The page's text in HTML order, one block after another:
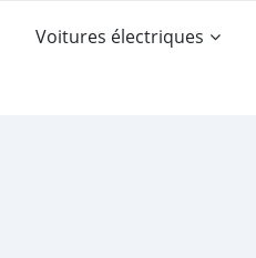
Voitures électriques